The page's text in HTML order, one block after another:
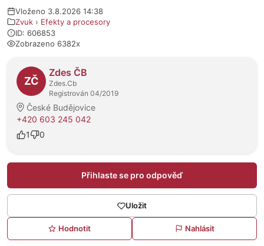
Vloženo 3.8.2026 14:38
Zvuk › Efekty a procesory
ID: 606853
Zobrazeno 6382x
O prodejci
ZČ
Zdes ČB
Zdes.Cb
Registrován 04/2019
České Budějovice
+420 603 245 042
1
0
Přihlaste se pro odpověď
Uložit
Hodnotit Nahlásit